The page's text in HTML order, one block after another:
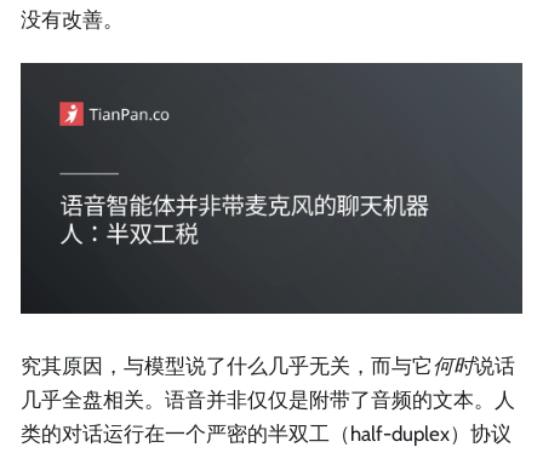
没有改善。
究其原因，与模型说了什么几乎无关，而与它 何时说话
几乎全盘相关。语音并非仅仅是附带了音频的文本。人
类的对话运行在一个严密的半双工（half-duplex）协议